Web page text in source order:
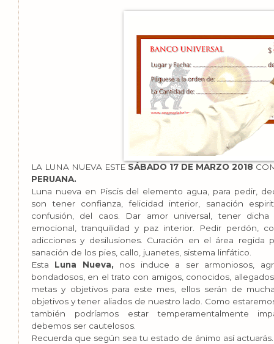
LA LUNA NUEVA ESTE SÁBADO 17 DE MARZO 2018
PERUANA.
Luna nueva en Piscis del elemento agua, para pedir,
son tener confianza, felicidad interior, sanación
confusión, del caos. Dar amor universal, tener dicha
emocional, tranquilidad y paz interior. Pedir perdón,
adicciones y desilusiones. Curación en el área regida
sanación de los pies, callo, juanetes, sistema linfático.
Esta Luna Nueva, nos induce a ser armoniosos,
bondadosos, en el trato con amigos, conocidos,
metas y objetivos para este mes, ellos serán de
objetivos y tener aliados de nuestro lado. Como
también podríamos estar temperamentalmente
debemos ser cautelosos.
Recuerda que según sea tu estado de ánimo así